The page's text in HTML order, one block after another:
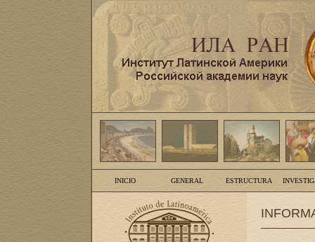
INICIO GENERAL ESTRUCTURA